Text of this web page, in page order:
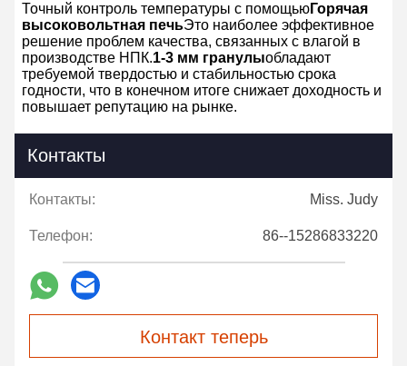
Точный контроль температуры с помощьюГорячая
высоковольтная печьЭто наиболее эффективное
решение проблем качества, связанных с влагой в
производстве НПК.1-3 мм гранулыобладают
требуемой твердостью и стабильностью срока
годности, что в конечном итоге снижает доходность и
повышает репутацию на рынке.
Контакты
Контакты: Miss. Judy
Телефон: 86--15286833220
Контакт теперь